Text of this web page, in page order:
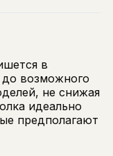
в
возможного
не снижая
идеально
предполагают